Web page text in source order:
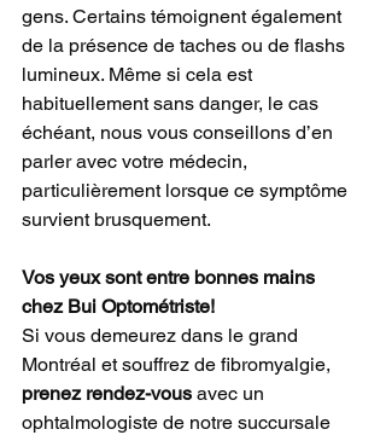
gens. Certains témoignent également
de la présence de taches ou de flashs
lumineux. Même si cela est
habituellement sans danger, le cas
échéant, nous vous conseillons d’en
parler avec votre médecin,
particulièrement lorsque ce symptôme
survient brusquement.
Vos yeux sont entre bonnes mains
chez Bui Optométriste!
Si vous demeurez dans le grand
Montréal et souffrez de fibromyalgie,
prenez rendez-vous avec un
ophtalmologiste de notre succursale